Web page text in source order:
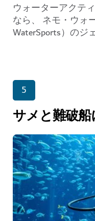
ウォーターアクテ
なら、 ネモ・ウォ
WaterSports）のジ
5
サメと難破